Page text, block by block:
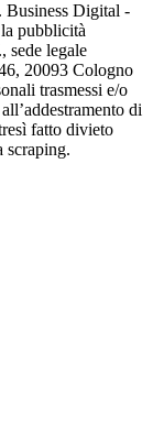
Digital -
pubblicità
sede legale
20093 Cologno
trasmessi e/o
di
fatto divieto
scraping.